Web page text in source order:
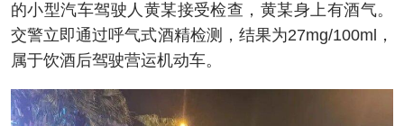
的小型汽车驾驶人黄某接受检查，黄某身上有酒气。
交警立即通过呼气式酒精检测，结果为27mg/100ml，
属于饮酒后驾驶营运机动车。